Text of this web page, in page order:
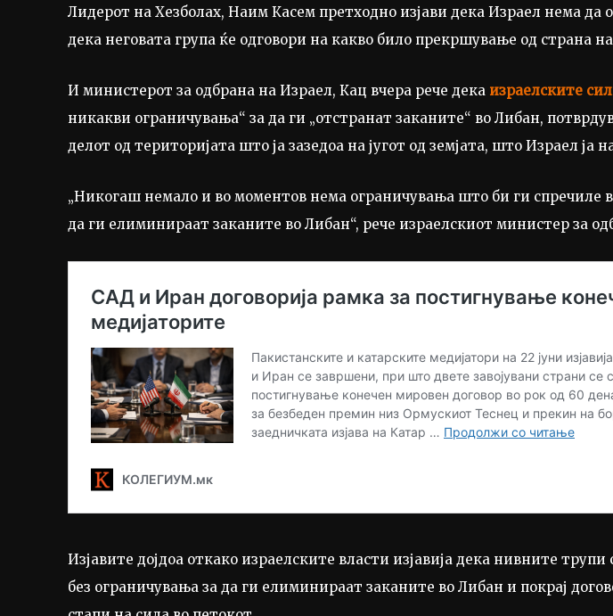
Лидерот на Хезболах, Наим Касем претходно изјави дека Израел нема да
дека неговата група ќе одговори на какво било прекршување од страна
И министерот за одбрана на Израел, Кац вчера рече дека израелските
никакви ограничувања“ за да ги „отстранат заканите“ во Либан,
делот од територијата што ја зазедоа на југот од земјата, што Израел ја
„Никогаш немало и во моментов нема ограничувања што би ги спречиле
да ги елиминираат заканите во Либан“, рече израелскиот министер за
Изјавите дојдоа откако израелските власти изјавија дека нивните трупи
без ограничувања за да ги елиминираат заканите во Либан и покрај